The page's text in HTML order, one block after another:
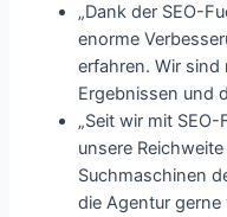
„Dank der SEO-
enorme
erfahren. Wir sind
Ergebnissen und
„Seit wir mit
unsere
Suchmaschinen
die Agentur gerne